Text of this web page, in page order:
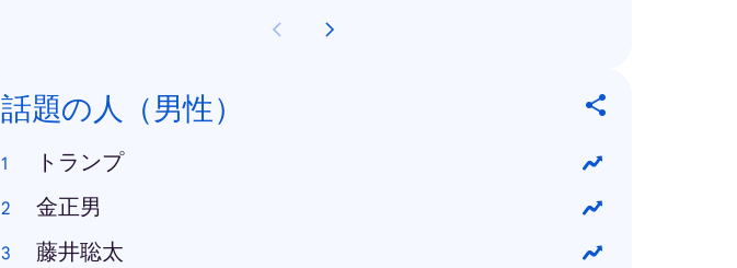
話題の人（男性）
トランプ
金正男
藤井聡太